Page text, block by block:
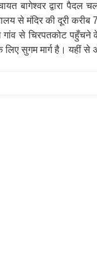
बागेश्वर द्वारा
से मंदिर की दूरी
से चिरपतकोट पहुँचने
लिए सुगम मार्ग है। यहीं